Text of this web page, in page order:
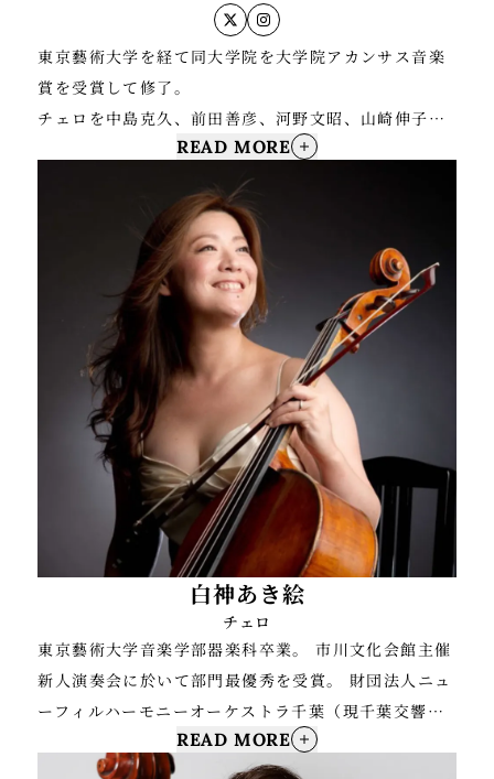
東京藝術大学を経て同大学院を大学院アカンサス音楽
賞を受賞して修了。
チェロを中島克久、前田善彦、河野文昭、山崎伸子、
上森祥平の各氏に師事。ベルリンにてマルクス・ニコ
シュのもとで研鑽を積む。
第10回ビバホールチェロコンクール井上賞、ザルツブ
ルク=モーツァルト国際室内楽コンクール2017第1位。
現在、新日本フィルハーモニー交響楽団チェロ奏者。
READ MORE
白神あき絵
チェロ
東京藝術大学音楽学部器楽科卒業。 市川文化会館主催
新人演奏会に於いて部門最優秀を受賞。 財団法人ニュ
ーフィルハーモニーオーケストラ千葉（現千葉交響楽
団）に7年間在籍。
退団後は室内楽、オーケストラなどのクラッシックだ
READ MORE